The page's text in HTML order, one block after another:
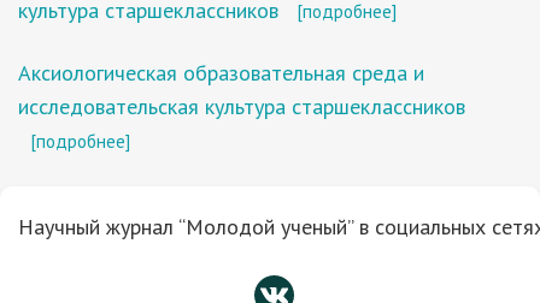
культура старшеклассников
[подробнее]
Аксиологическая образовательная среда и
исследовательская культура старшеклассников
[подробнее]
Научный журнал “Молодой ученый” в социальных